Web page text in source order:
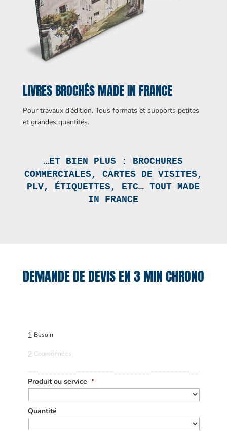
LIVRES BROCHÉS MADE IN FRANCE
Pour travaux d’édition. Tous formats et supports petites
et grandes quantités.
…ET BIEN PLUS : BROCHURES
COMMERCIALES, CARTES DE VISITES,
PLV, ÉTIQUETTES, ETC… TOUT MADE
IN FRANCE
DEMANDE DE DEVIS EN 3 MIN CHRONO
1 Besoin
2 Coordonnées
Produit ou service *
Quantité